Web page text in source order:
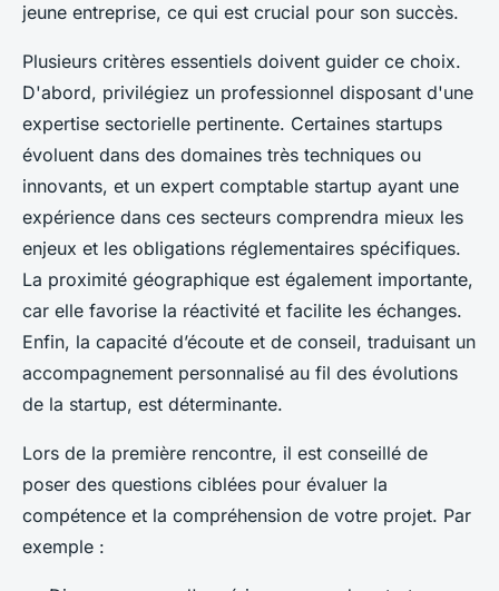
jeune entreprise, ce qui est crucial pour son succès.
Plusieurs critères essentiels doivent guider ce choix.
D'abord, privilégiez un professionnel disposant d'une
expertise sectorielle pertinente. Certaines startups
évoluent dans des domaines très techniques ou
innovants, et un expert comptable startup ayant une
expérience dans ces secteurs comprendra mieux les
enjeux et les obligations réglementaires spécifiques.
La proximité géographique est également importante,
car elle favorise la réactivité et facilite les échanges.
Enfin, la capacité d’écoute et de conseil, traduisant un
accompagnement personnalisé au fil des évolutions
de la startup, est déterminante.
Lors de la première rencontre, il est conseillé de
poser des questions ciblées pour évaluer la
compétence et la compréhension de votre projet. Par
exemple :